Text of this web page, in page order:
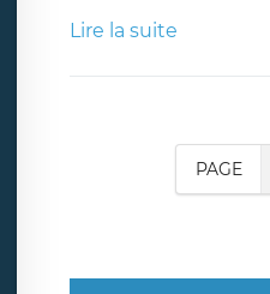
Lire la suite
PAGE